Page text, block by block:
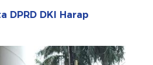
DPRD DKI Harap